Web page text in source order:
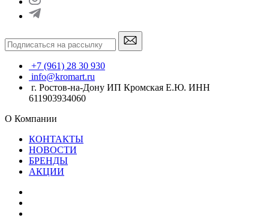
+7 (961) 28 30 930
info@kromart.ru
г. Ростов-на-Дону ИП Кромская Е.Ю. ИНН
611903934060
О Компании
КОНТАКТЫ
НОВОСТИ
БРЕНДЫ
АКЦИИ